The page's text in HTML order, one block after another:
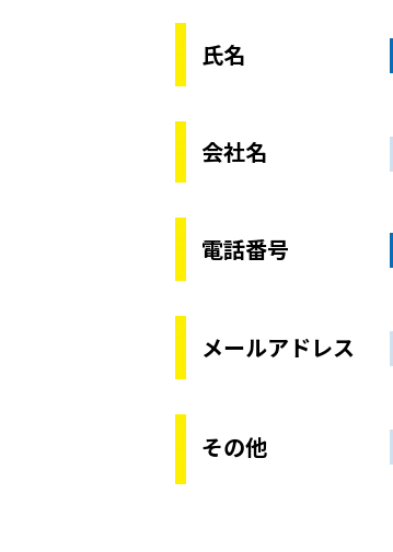
氏名
会社名
電話番号
メールアドレス
その他